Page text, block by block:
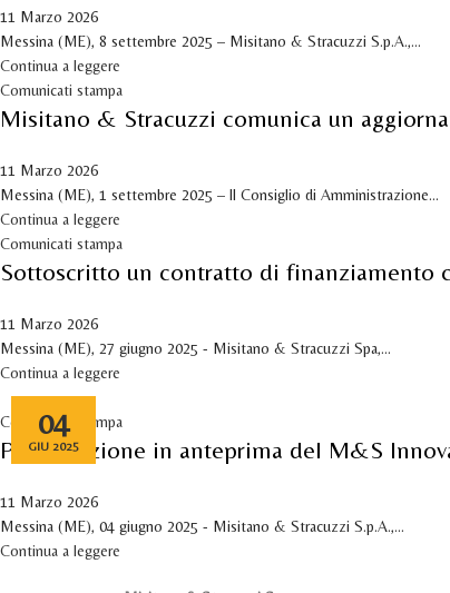
11 Marzo 2026
Messina (ME), 8 settembre 2025 – Misitano & Stracuzzi S.p.A.,...
Continua a leggere
Comunicati stampa
Misitano & Stracuzzi comunica un
11 Marzo 2026
Messina (ME), 1 settembre 2025 – Il Consiglio di Amministrazione...
Continua a leggere
Comunicati stampa
Sottoscritto un contratto di finanziamento
11 Marzo 2026
Messina (ME), 27 giugno 2025 - Misitano & Stracuzzi Spa,...
Continua a leggere
04
GIU 2025
Comunicati stampa
Presentazione in anteprima del M&S
11 Marzo 2026
Messina (ME), 04 giugno 2025 - Misitano & Stracuzzi S.p.A.,...
Continua a leggere